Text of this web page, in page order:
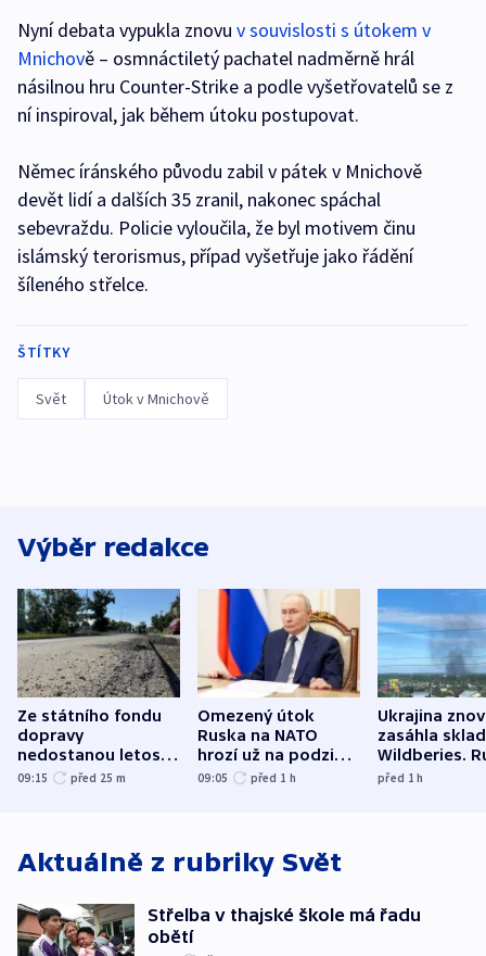
Nyní debata vypukla znovu v souvislosti s útokem v
Mnichově – osmnáctiletý pachatel nadměrně hrál
násilnou hru Counter-Strike a podle vyšetřovatelů se z
ní inspiroval, jak během útoku postupovat.
Němec íránského původu zabil v pátek v Mnichově
devět lidí a dalších 35 zranil, nakonec spáchal
sebevraždu. Policie vyloučila, že byl motivem činu
islámský terorismus, případ vyšetřuje jako řádění
šíleného střelce.
ŠTÍTKY
Svět Útok v Mnichově
Výběr redakce
Ze státního fondu
dopravy
nedostanou letos
kraje na silnice ani
09:15 před 25 m
Omezený útok
Ruska na NATO
hrozí už na podzim,
varují tajné služby
09:05 před 1 h
Ukrajina
zasáhla
Wildberies.
útočili v
před 1h
Aktuálně z rubriky Svět
Střelba v thajské škole má řadu
obětí